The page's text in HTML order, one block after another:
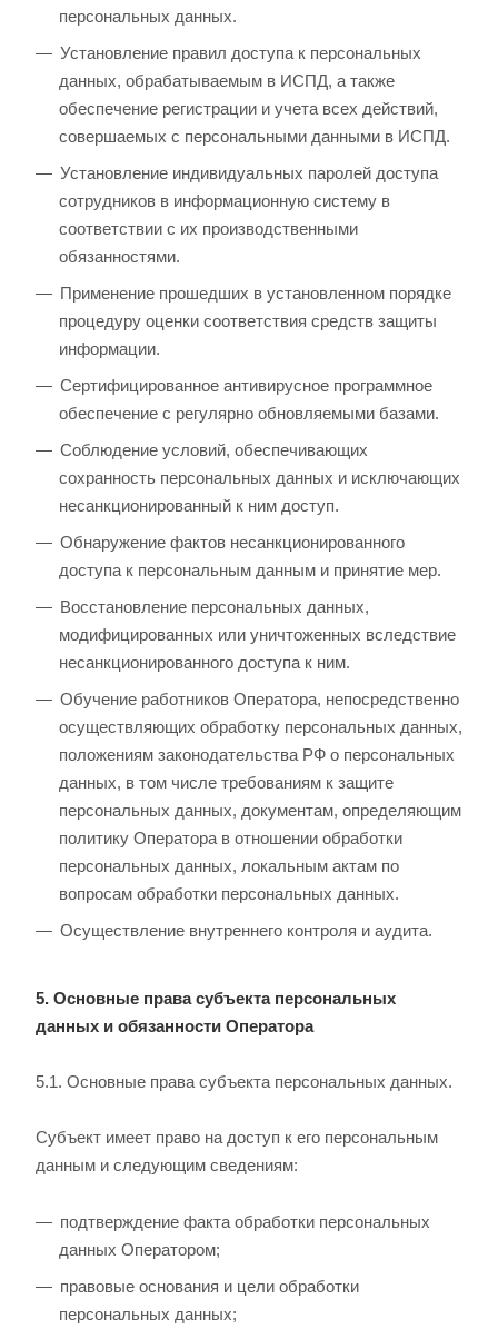
персональных данных.
Установление правил доступа к персональных
данных, обрабатываемым в ИСПД, а также
обеспечение регистрации и учета всех действий,
совершаемых с персональными данными в ИСПД.
Установление индивидуальных паролей доступа
сотрудников в информационную систему в
соответствии с их производственными
обязанностями.
Применение прошедших в установленном порядке
процедуру оценки соответствия средств защиты
информации.
Сертифицированное антивирусное программное
обеспечение с регулярно обновляемыми базами.
Соблюдение условий, обеспечивающих
сохранность персональных данных и исключающих
несанкционированный к ним доступ.
Обнаружение фактов несанкционированного
доступа к персональным данным и принятие мер.
Восстановление персональных данных,
модифицированных или уничтоженных вследствие
несанкционированного доступа к ним.
Обучение работников Оператора, непосредственно
осуществляющих обработку персональных данных,
положениям законодательства РФ о персональных
данных, в том числе требованиям к защите
персональных данных, документам, определяющим
политику Оператора в отношении обработки
персональных данных, локальным актам по
вопросам обработки персональных данных.
Осуществление внутреннего контроля и аудита.
5. Основные права субъекта персональных
данных и обязанности Оператора
5.1. Основные права субъекта персональных данных.
Субъект имеет право на доступ к его персональным
данным и следующим сведениям:
подтверждение факта обработки персональных
данных Оператором;
правовые основания и цели обработки
персональных данных;